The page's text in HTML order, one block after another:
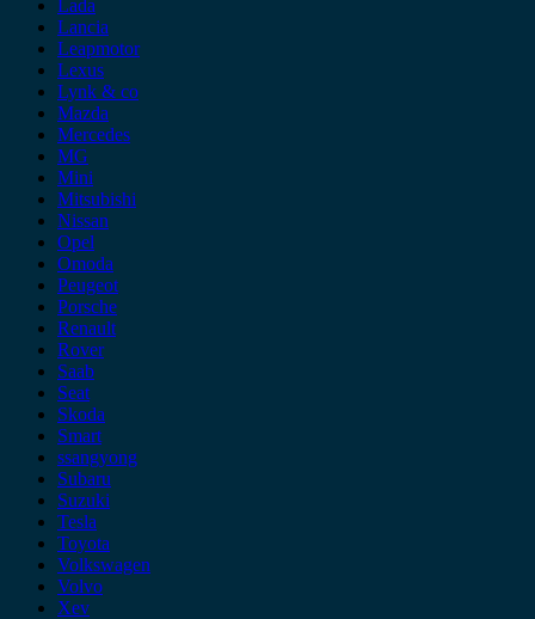
Lada
Lancia
Leapmotor
Lexus
Lynk & co
Mazda
Mercedes
MG
Mini
Mitsubishi
Nissan
Opel
Omoda
Peugeot
Porsche
Renault
Rover
Saab
Seat
Skoda
Smart
ssangyong
Subaru
Suzuki
Tesla
Toyota
Volkswagen
Volvo
Xev